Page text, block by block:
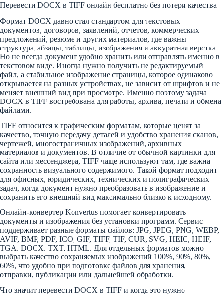
Перевести DOCX в TIFF онлайн бесплатно без потери качества
Формат DOCX давно стал стандартом для текстовых
документов, договоров, заявлений, отчетов, коммерческих
предложений, резюме и других материалов, где важны
структура, абзацы, таблицы, изображения и аккуратная верстка.
Но не всегда документ удобно хранить или отправлять именно в
текстовом виде. Иногда нужно получить не редактируемый
файл, а стабильное изображение страницы, которое одинаково
открывается на разных устройствах, не зависит от шрифтов и не
меняет внешний вид при просмотре. Именно поэтому задача
DOCX в TIFF востребована для работы, архива, печати и обмена
файлами.
TIFF относится к графическим форматам, которые ценят за
качество, точную передачу деталей и удобство хранения сканов,
чертежей, многостраничных изображений, архивных
материалов и документов. В отличие от обычной картинки для
сайта или мессенджера, TIFF чаще используют там, где важна
сохранность визуального содержимого. Такой формат подходит
для офисных, юридических, технических и полиграфических
задач, когда документ нужно преобразовать в изображение и
сохранить его внешний вид максимально близко к исходному.
Онлайн-конвертер Konvertus помогает конвертировать
документы и изображения без установки программ. Сервис
поддерживает разные форматы файлов: JPG, JPEG, PNG, WEBP,
AVIF, BMP, PDF, ICO, GIF, TIFF, TIF, CUR, SVG, HEIC, HEIF,
TGA, DOCX, TXT, HTML. Для отдельных форматов можно
выбрать качество сохраняемых изображений 100%, 90%, 80%,
60%, что удобно при подготовке файлов для хранения,
отправки, публикации или дальнейшей обработки.
Что значит перевести DOCX в TIFF и когда это нужно